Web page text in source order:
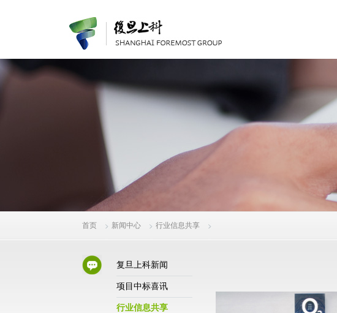
首页 新闻中心 行业信息共享
复旦上科新闻
项目中标喜讯
行业信息共享